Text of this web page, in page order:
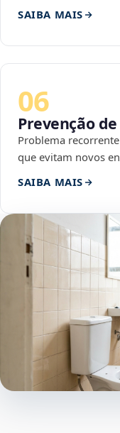
SAIBA MAIS
06
Prevenção
Problema
que evitam novos
SAIBA MAIS